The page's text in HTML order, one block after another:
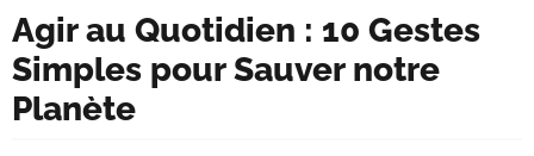
Agir au Quotidien : 10 Gestes
Simples pour Sauver notre
Planète